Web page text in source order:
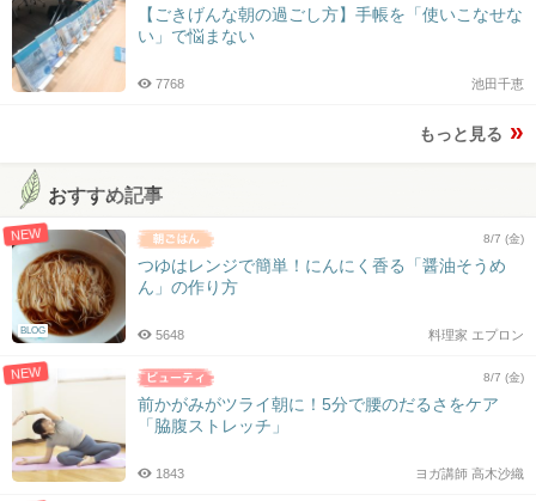
【ごきげんな朝の過ごし方】手帳を「使いこなせな
い」で悩まない
池田千恵
7768
もっと見る
おすすめ記事
NEW
BLOG
8/7 (金)
つゆはレンジで簡単！にんにく香る「醤油そうめ
ん」の作り方
料理家 エプロン
5648
NEW 8/7 (金)
前かがみがツライ朝に！5分で腰のだるさをケア
「脇腹ストレッチ」
ヨガ講師 高木沙織
1843